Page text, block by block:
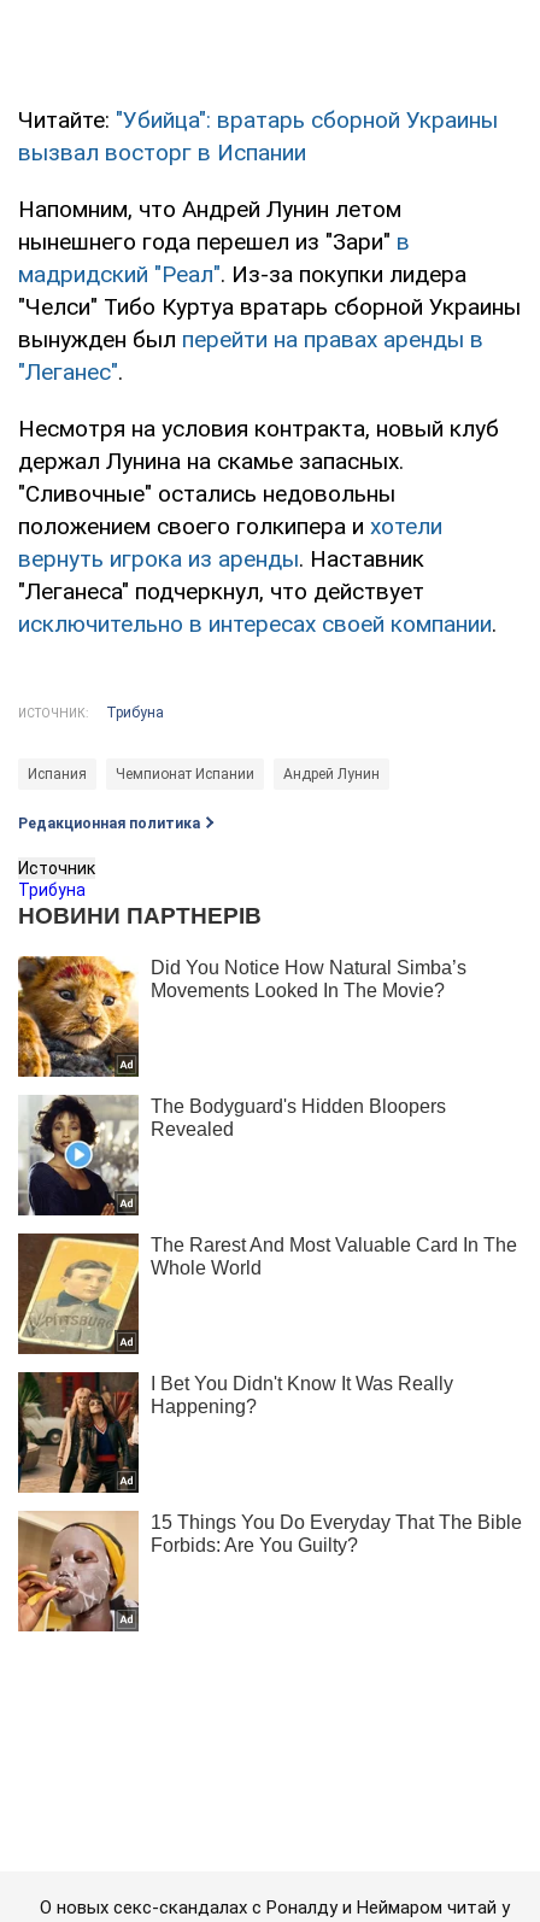
Читайте: "Убийца": вратарь сборной Украины
вызвал восторг в Испании
Напомним, что Андрей Лунин летом
нынешнего года перешел из "Зари" в
мадридский "Реал". Из-за покупки лидера
"Челси" Тибо Куртуа вратарь сборной Украины
вынужден был перейти на правах аренды в
"Леганес".
Несмотря на условия контракта, новый клуб
держал Лунина на скамье запасных.
"Сливочные" остались недовольны
положением своего голкипера и хотели
вернуть игрока из аренды. Наставник
"Леганеса" подчеркнул, что действует
исключительно в интересах своей компании.
ИСТОЧНИК: Трибуна
Испания Чемпионат Испании Андрей Лунин
Редакционная политика
Источник
Трибуна
Важное